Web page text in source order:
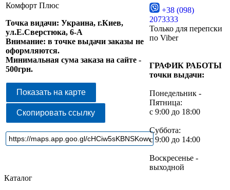
Комфорт Плюс
Точка видачи: Украина, г.Киев,
ул.Е.Сверстюка, 6-А
Внимание: в точке выдачи заказы не
оформляются.
Минимальная сума заказа на сайте -
500грн.
Показать на карте
Скопировать ссылку
+38 (098)
2073333
Только для перепски
по Viber
ГРАФИК РАБОТЫ
точки выдачи:
Понедельник -
Пятница:
с 9:00 до 18:00
Суббота:
с 9:00 до 14:00
Воскресенье -
выходной
Каталог